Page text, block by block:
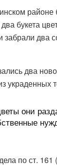
букета
два
два
украденных
они
по ст. 161